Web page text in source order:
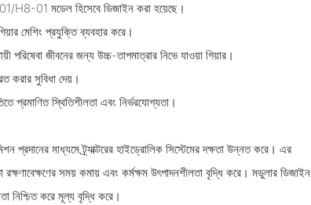
H8-01 মডেল হিসেবে ডিজাইন করা হয়েছে।
মেশিং প্রযুক্তি ব্যবহার করে।
পরিষেবা জীবনের জন্য উচ্চ-তাপমাত্রার নিভে যাওয়া গিয়ার।
করার সুবিধা দেয়।
প্রমাণিত স্থিতিশীলতা এবং নির্ভরযোগ্যতা।
প্রদানের মাধ্যমে ট্র্যাক্টরের হাইড্রোলিক সিস্টেমের দক্ষতা উন্নত করে। এর
রক্ষণাবেক্ষণের সময় কমায় এবং কর্মক্ষম উৎপাদনশীলতা বৃদ্ধি করে। মডুলার ডিজাইন
নিশ্চিত করে মূল্য বৃদ্ধি করে।